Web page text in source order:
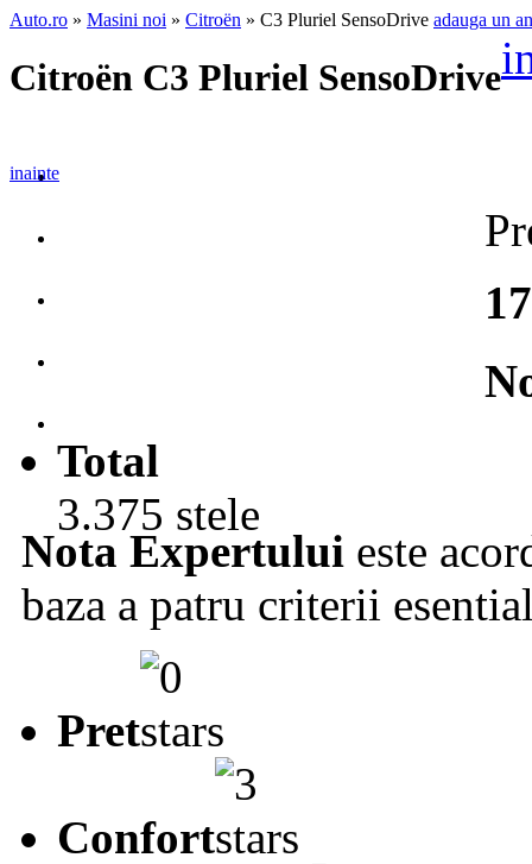
Auto.ro » Masini noi » Citroën » C3 Pluriel SensoDrive adauga un
Citroën C3 Pluriel SensoDrive
inainte
Total
3.375 stele
Nota Expertului este
baza a patru criterii
Pret
Confort